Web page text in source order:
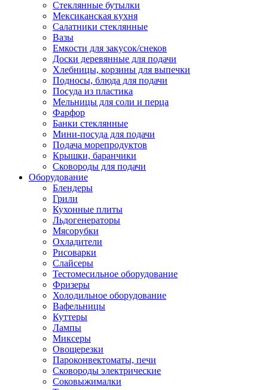
Стеклянные бутылки
Мексиканская кухня
Салатники стеклянные
Вазы
Емкости для закусок/снеков
Доски деревянные для подачи
Хлебницы, корзины для выпечки
Подносы, блюда для подачи
Посуда из пластика
Мельницы для соли и перца
Фарфор
Банки стеклянные
Мини-посуда для подачи
Подача морепродуктов
Крышки, баранчики
Сковороды для подачи
Оборудование
Блендеры
Грили
Кухонные плиты
Льдогенераторы
Мясорубки
Охладители
Рисоварки
Слайсеры
Тестомесильное оборудование
Фризеры
Холодильное оборудование
Вафельницы
Куттеры
Лампы
Миксеры
Овощерезки
Пароконвектоматы, печи
Сковороды электрические
Соковыжималки